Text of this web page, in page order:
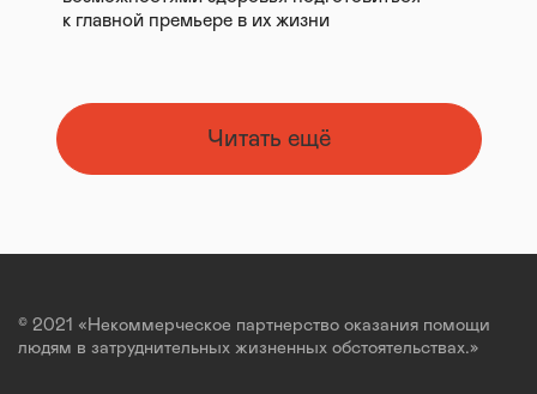
к главной премьере в их жизни
Читать ещё
© 2021 «Некоммерческое партнерство оказания помощи
людям в затруднительных жизненных обстоятельствах.»